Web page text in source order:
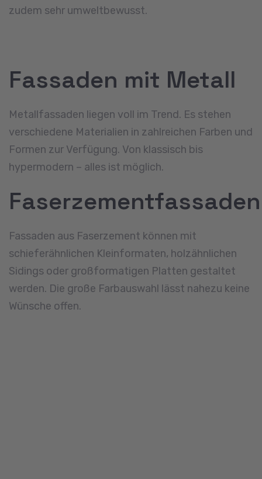
zudem sehr umweltbewusst.
Fassaden mit Metall
Metallfassaden liegen voll im Trend. Es stehen
verschiedene Materialien in zahlreichen Farben und
Formen zur Verfügung. Von klassisch bis
hypermodern – alles ist möglich.
Faserzementfassaden
Fassaden aus Faserzement können mit
schieferähnlichen Kleinformaten, holzähnlichen
Sidings oder großformatigen Platten gestaltet
werden. Die große Farbauswahl lässt nahezu keine
Wünsche offen.